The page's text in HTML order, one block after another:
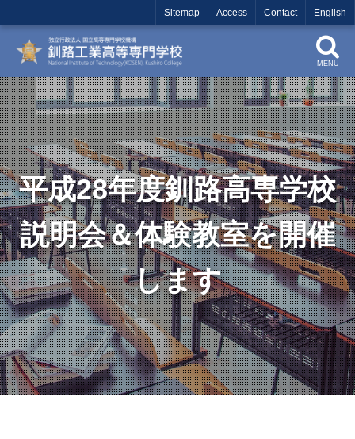
Sitemap Access Contact English
MENU
平成28年度釧路高専学校
説明会＆体験教室を開催
します